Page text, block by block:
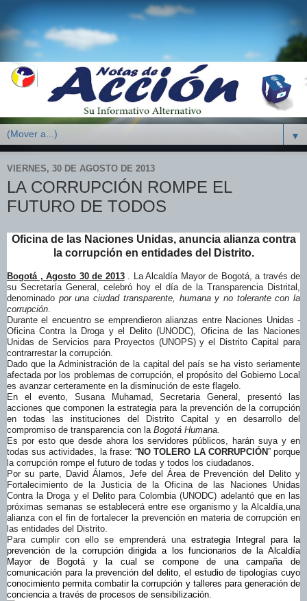
▼
VIERNES, 30 DE AGOSTO DE 2013
LA CORRUPCIÓN ROMPE EL
FUTURO DE TODOS
Oficina de las Naciones Unidas, anuncia alianza contra
la corrupción en entidades del Distrito.
Bogotá , Agosto 30 de 2013. La Alcaldía Mayor de Bogotá, a través de
su Secretaría General, celebró hoy el día de la Transparencia Distrital,
denominado por una ciudad transparente, humana y no tolerante con la
corrupción.
Durante el encuentro se emprendieron alianzas entre Naciones Unidas -
Oficina Contra la Droga y el Delito (UNODC), Oficina de las Naciones
Unidas de Servicios para Proyectos (UNOPS) y el Distrito Capital para
contrarrestar la corrupción.
Dado que la Administración de la capital del país se ha visto seriamente
afectada por los problemas de corrupción, el propósito del Gobierno Local
es avanzar certeramente en la disminución de este flagelo.
En el evento, Susana Muhamad, Secretaria General, presentó las
acciones que componen la estrategia para la prevención de la corrupción
en todas las instituciones del Distrito Capital y en desarrollo del
compromiso de transparencia con la Bogotá Humana.
Es por esto que desde ahora los servidores públicos, harán suya y en
todas sus actividades, la frase: “NO TOLERO LA CORRUPCIÓN” porque
la corrupción rompe el futuro de todas y todos los ciudadanos.
Por su parte, David Álamos, Jefe del Área de Prevención del Delito y
Fortalecimiento de la Justicia de la Oficina de las Naciones Unidas
Contra la Droga y el Delito para Colombia (UNODC) adelantó que en las
próximas semanas se establecerá entre ese organismo y la Alcaldía,una
alianza con el fin de fortalecer la prevención en materia de corrupción en
las entidades del Distrito.
Para cumplir con ello se emprenderá una estrategia Integral para la
prevención de la corrupción dirigida a los funcionarios de la Alcaldía
Mayor de Bogotá y la cual se compone de una campaña de
comunicación para la prevención del delito, el estudio de tipologías cuyo
conocimiento permita combatir la corrupción y talleres para generación de
conciencia a través de procesos de sensibilización.